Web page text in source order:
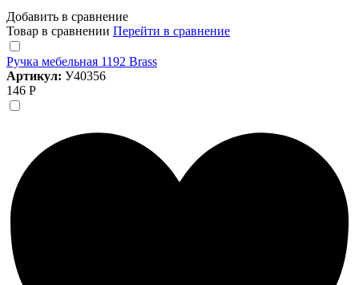
Добавить в сравнение
Товар в сравнении Перейти в сравнение
Ручка мебельная 1192 Brass
Артикул: У40356
146 Р